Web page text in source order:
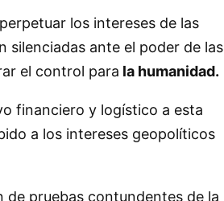
los intereses de las
silenciadas ante el poder de las
el control para la humanidad.
financiero y logístico a esta
a los intereses geopolíticos
de pruebas contundentes de la